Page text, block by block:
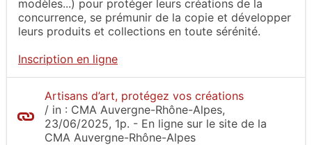
modèles...) pour protéger leurs créations de la
concurrence, se prémunir de la copie et développer
leurs produits et collections en toute sérénité.
Inscription en ligne
Artisans d’art, protégez vos créations
/ in : CMA Auvergne-Rhône-Alpes,
23/06/2025, 1p. - En ligne sur le site de la
CMA Auvergne-Rhône-Alpes